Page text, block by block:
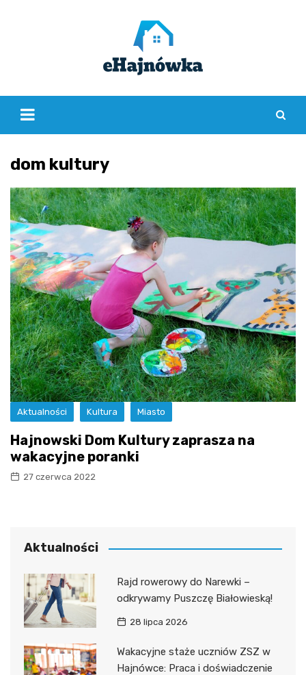
dom kultury
Aktualności Kultura Miasto
Hajnowski Dom Kultury zaprasza na
wakacyjne poranki
27 czerwca 2022
Aktualności
Rajd rowerowy do Narewki –
odkrywamy Puszczę Białowieską!
28 lipca 2026
Wakacyjne staże uczniów ZSZ w
Hajnówce: Praca i doświadczenie